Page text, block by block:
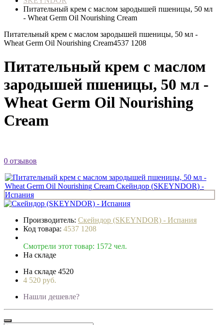
Питательный крем с маслом зародышей пшеницы, 50 мл
- Wheat Germ Oil Nourishing Cream
Питательный крем с маслом зародышей пшеницы, 50 мл -
Wheat Germ Oil Nourishing Cream4537 1208
Питательный крем с маслом
зародышей пшеницы, 50 мл -
Wheat Germ Oil Nourishing
Cream
0 отзывов
Производитель: Скейндор (SKEYNDOR) - Испания
Код товара: 4537 1208
Смотрели этот товар: 1572 чел.
На складе
На складе 4520
4 520 руб.
Нашли дешевле?